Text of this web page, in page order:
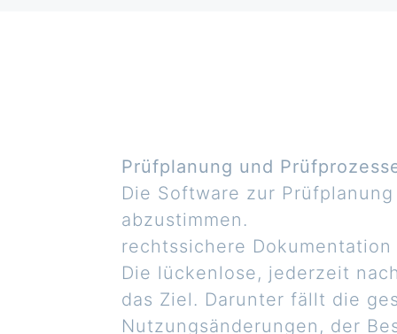
Prüfplanung und
Die Software zur
abzustimmen.
rechtssichere
Die lückenlose, jederzeit
das Ziel. Darunter fällt die
Nutzungsänderungen, der